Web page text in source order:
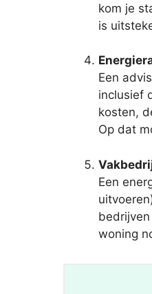
kom je
is
Een
inclusief
kosten,
Op dat
Een
woning